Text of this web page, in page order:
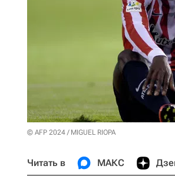
© AFP 2024 / MIGUEL RIOPA
Читать в МАКС